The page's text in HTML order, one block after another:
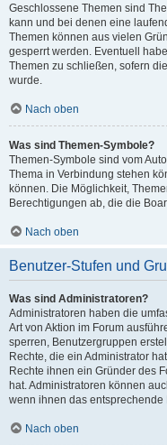
Geschlossene Themen sind
kann und bei denen eine
Themen können aus vielen
gesperrt werden. Eventuell
Themen zu schließen, sofern
wurde.
Nach oben
Was sind Themen-Symbole?
Themen-Symbole sind vom
Thema in Verbindung stehen
können. Die Möglichkeit,
Berechtigungen ab, die die
Nach oben
Benutzer-Stufen und
Was sind Administratoren?
Administratoren haben die
Art von Aktion im Forum
sperren, Benutzergruppen
Rechte, die ein Administrator
Rechte ihnen ein Gründer des
hat. Administratoren können
wenn ihnen das entsprechende
Nach oben